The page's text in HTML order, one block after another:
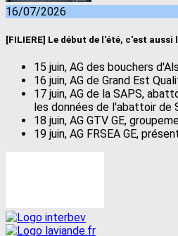
16/07/2026
[FILIERE] Le début de l'été, c'est aussi
15 juin, AG des bouchers
16 juin, AG de Grand Est
17 juin, AG de la SAPS,
les données de l'abattoir de
18 juin, AG GTV GE,
19 juin, AG FRSEA GE,